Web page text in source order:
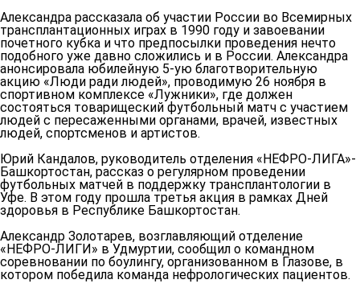
Александра рассказала об участии России во Всемирных
трансплантационных играх в 1990 году и завоевании
почетного кубка и что предпосылки проведения нечто
подобного уже давно сложились и в России. Александра
анонсировала юбилейную 5-ую благотворительную
акцию «Люди ради людей», проводимую 26 ноября в
спортивном комплексе «Лужники», где должен
состояться товарищеский футбольный матч с участием
людей с пересаженными органами, врачей, известных
людей, спортсменов и артистов.
Юрий Кандалов, руководитель отделения «НЕФРО-ЛИГА»-
Башкортостан, рассказ о регулярном проведении
футбольных матчей в поддержку трансплантологии в
Уфе. В этом году прошла третья акция в рамках Дней
здоровья в Республике Башкортостан.
Александр Золотарев, возглавляющий отделение
«НЕФРО-ЛИГИ» в Удмуртии, сообщил о командном
соревновании по боулингу, организованном в Глазове, в
котором победила команда нефрологических пациентов.